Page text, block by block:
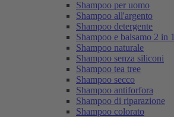
Shampoo per uomo
Shampoo all'argento
Shampoo detergente
Shampoo e balsamo 2 in 1
Shampoo naturale
Shampoo senza siliconi
Shampoo tea tree
Shampoo secco
Shampoo antiforfora
Shampoo di riparazione
Shampoo colorato